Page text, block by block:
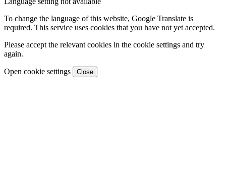
To change the language of this website, Google Translate is
required. This service uses cookies that you have not yet accepted.
Please accept the relevant cookies in the cookie settings and try
again.
Open cookie settings Close